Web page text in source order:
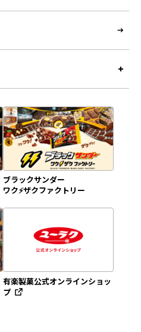
ブラックサンダー
ワク⚡️ザクファクトリー
有楽製菓公式オンラインショッ
プ